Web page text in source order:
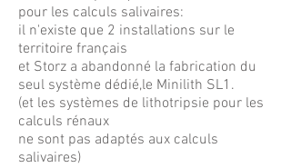
pour les calculs salivaires:
il n'existe que 2 installations sur le
territoire français
et Storz a abandonné la fabrication du
seul système dédié,le Minilith SL1.
(et les systèmes de lithotripsie pour les
calculs rénaux
ne sont pas adaptés aux calculs
salivaires)